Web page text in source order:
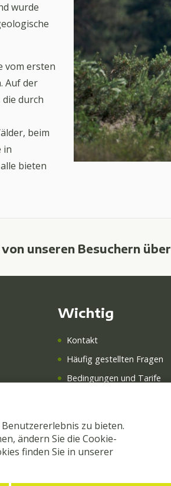
wurde
vom ersten
Auf der
durch
beim
in
bieten
von unseren Besuchern über
Wichtig
Kontakt
Häufig gestellten Fragen
Bedingungen und Tarife
zu bieten.
ändern Sie die Cookie-
finden Sie in unserer